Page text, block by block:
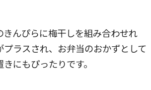
きんぴらに梅干しを組み合わせれ
プラスされ、お弁当のおかずとして
にもぴったりです。